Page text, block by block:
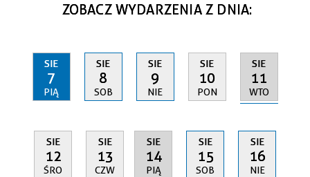
ZOBACZ WYDARZENIA Z DNIA:
SIE
7
PIĄ
SIE
8
SOB
SIE
9
NIE
SIE
10
PON
SIE
11
WTO
SIE
12
ŚRO
SIE
13
CZW
SIE
14
PIĄ
SIE
15
SOB
SIE
16
NIE